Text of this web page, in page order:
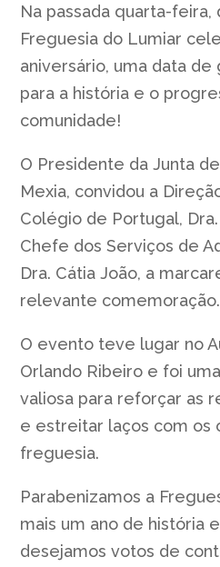
Na passada quarta-feira,
Freguesia do Lumiar
aniversário, uma data
para a história e o
comunidade!
O Presidente da Junta
Mexia, convidou a
Colégio de Portugal,
Chefe dos Serviços de
Dra. Cátia João, a
relevante comemoração.
O evento teve lugar no
Orlando Ribeiro e foi
valiosa para reforçar as
e estreitar laços com os
freguesia.
Parabenizamos a
mais um ano de história
desejamos votos de